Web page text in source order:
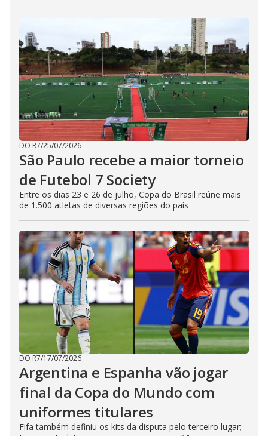
DO R7/25/07/2026
São Paulo recebe a maior torneio
de Futebol 7 Society
Entre os dias 23 e 26 de julho, Copa do Brasil reúne mais
de 1.500 atletas de diversas regiões do país
DO R7/17/07/2026
Argentina e Espanha vão jogar
final da Copa do Mundo com
uniformes titulares
Fifa também definiu os kits da disputa pelo terceiro lugar;